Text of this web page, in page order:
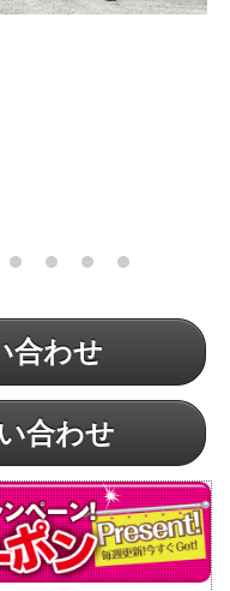
合わせ
合わせ